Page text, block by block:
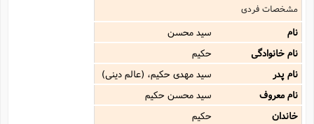
مشخصات فردی
نام
سید محسن
نام خانوادگی
حکیم
نام پدر
سید مهدى حکیم، (عالم دینى)
نام معروف
سید محسن حکیم
خاندان
حکیم